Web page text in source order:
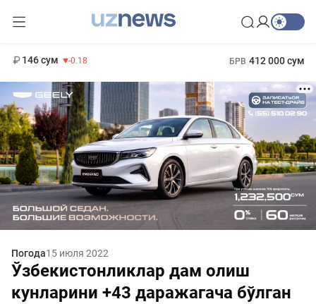
146 сум -0.18 БРВ 412 000 сум
Погода15 июля 2022
Ўзбекистонликлар дам олиш
кунларини +43 даражагача бўлган